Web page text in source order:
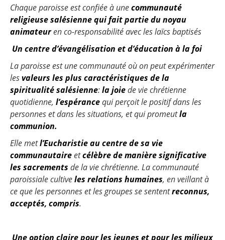
Chaque paroisse est confiée à unecommunauté
religieuse salésienne qui fait partie du noyau
animateuren co-responsabilité avec les laïcs baptisés
Un centre d’évangélisation et d’éducation à la foi
La paroisse est une communauté où on peut expérimenter
lesvaleurs les plus caractéristiques de la
spiritualité salésienne:la joiede vie chrétienne
quotidienne, l’espérancequi perçoit le positif dans les
personnes et dans les situations, et qui promeutla
communion.
Elle metl’Eucharistie au centre de sa vie
communautaireetcélèbre de manière significative
les sacrements de la vie chrétienne. La communauté
paroissiale cultiveles relations humaines, en veillant à
ce que les personnes et les groupes se sententreconnus,
acceptés, compris.
Une option claire pour les jeunes et pour les milieux